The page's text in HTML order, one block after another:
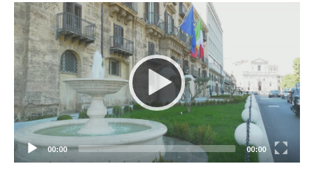
Video
Player
00:00 00:00